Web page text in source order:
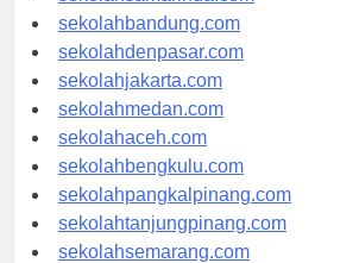
sekolahsamarinda.com
sekolahbandung.com
sekolahdenpasar.com
sekolahjakarta.com
sekolahmedan.com
sekolahaceh.com
sekolahbengkulu.com
sekolahpangkalpinang.com
sekolahtanjungpinang.com